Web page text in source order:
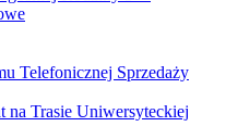
Telefonicznej Sprzedaży
na Trasie Uniwersyteckiej